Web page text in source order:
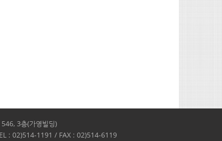
3층(가영빌딩)
: 02)514-1191 / FAX : 02)514-6119